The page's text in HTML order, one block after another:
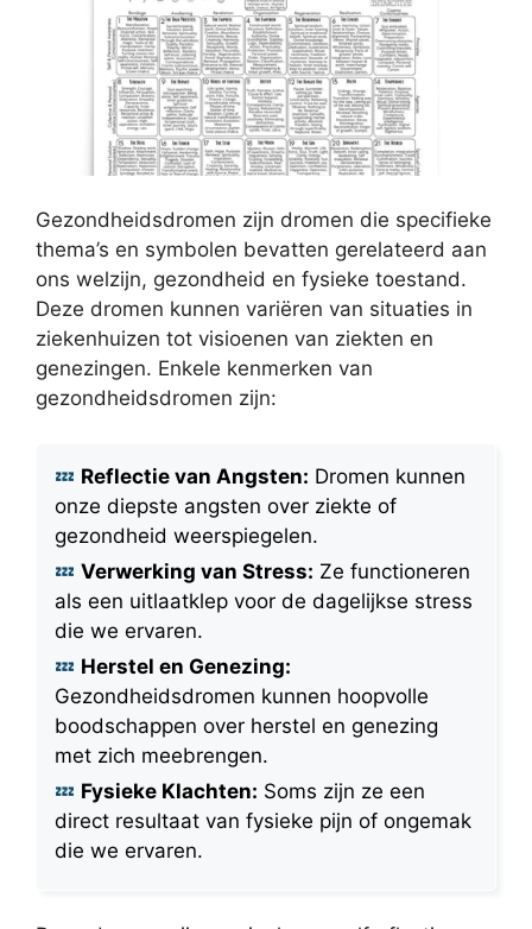
Gezondheidsdromen zijn dromen die specifieke
thema’s en symbolen bevatten gerelateerd aan
ons welzijn, gezondheid en fysieke toestand.
Deze dromen kunnen variëren van situaties in
ziekenhuizen tot visioenen van ziekten en
genezingen. Enkele kenmerken van
gezondheidsdromen zijn:
Reflectie van Angsten: Dromen kunnen
onze diepste angsten over ziekte of
gezondheid weerspiegelen.
Verwerking van Stress: Ze functioneren
als een uitlaatklep voor de dagelijkse stress
die we ervaren.
Herstel en Genezing:
Gezondheidsdromen kunnen hoopvolle
boodschappen over herstel en genezing
met zich meebrengen.
Fysieke Klachten: Soms zijn ze een
direct resultaat van fysieke pijn of ongemak
die we ervaren.